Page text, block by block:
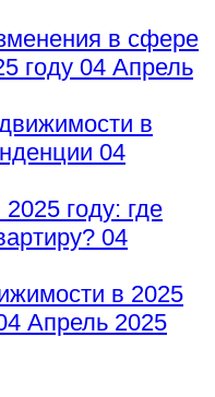
в сфере
году 04 Апрель
в
04
году: где
04
в 2025
Апрель 2025